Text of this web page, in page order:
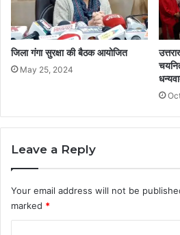
जिला गंगा सुरक्षा की बैठक आयोजित
May 25, 2024
Leave a Reply
Your email address will not be
marked *